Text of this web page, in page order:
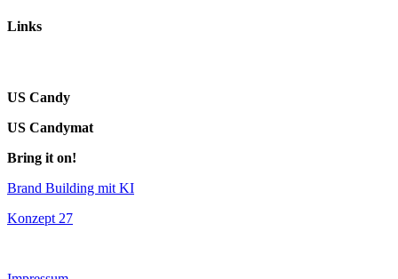
Links
US Candy
US Candymat
Bring it on!
Brand Building mit KI
Konzept 27